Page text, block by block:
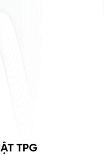
TPG